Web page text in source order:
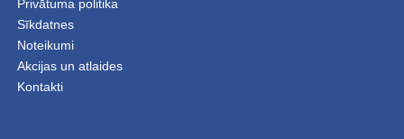
Privātuma politika
Sīkdatnes
Noteikumi
Akcijas un atlaides
Kontakti